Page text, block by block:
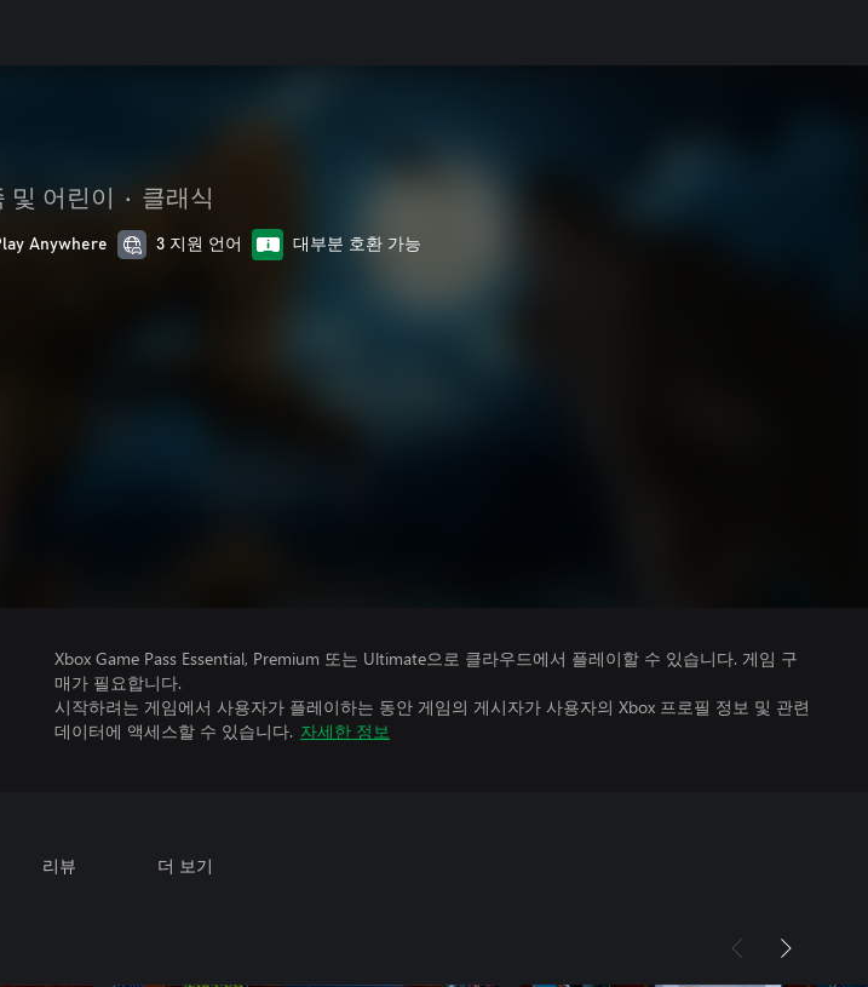
및 어린이 • 클래식
Anywhere 3 지원 언어 대부분 호환 가능
Xbox Game Pass Essential, Premium 또는 Ultimate으로 클라우드에서 플레이할 수 있습니다. 게임 구
매가 필요합니다.
시작하려는 게임에서 사용자가 플레이하는 동안 게임의 게시자가 사용자의 Xbox 프로필 정보 및 관련
데이터에 액세스할 수 있습니다. 자세한 정보
리뷰 더 보기